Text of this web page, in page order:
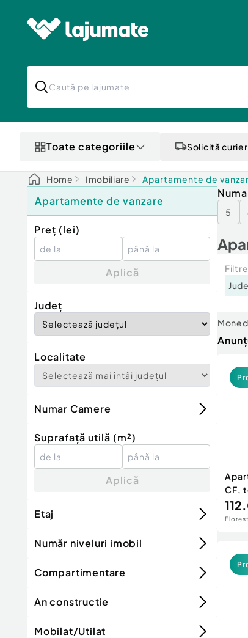
Toate categoriile Solicită curier
Home Imobiliare Apartamente de
Apartamente de vanzare
Preț (lei)
Aplică
Județ
Localitate
Numar Camere
Suprafață utilă (m²)
Aplică
Etaj
Număr niveluri imobil
Compartimentare
An constructie
Mobilat/Utilat
5
CF,